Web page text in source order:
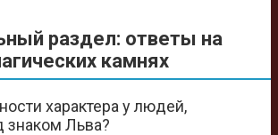
раздел: ответы на
камнях
характера у людей,
Льва?